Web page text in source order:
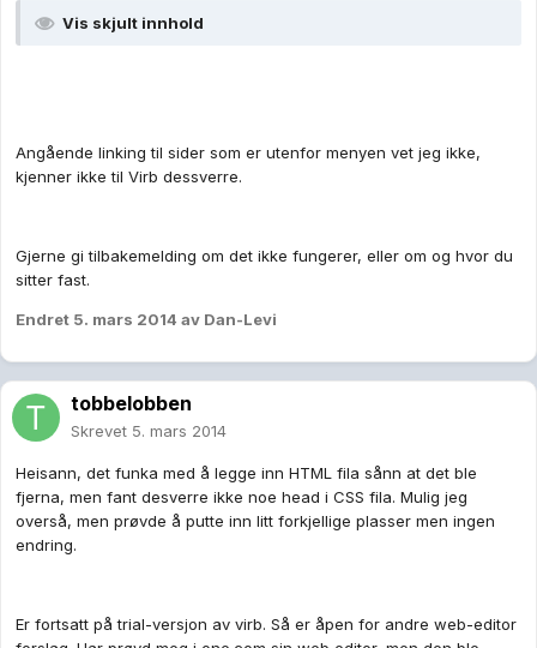
Vis skjult innhold
Angående linking til sider som er utenfor menyen vet jeg ikke,
kjenner ikke til Virb dessverre.
Gjerne gi tilbakemelding om det ikke fungerer, eller om og hvor du
sitter fast.
Endret 5. mars 2014 av Dan-Levi
tobbelobben
Skrevet 5. mars 2014
Heisann, det funka med å legge inn HTML fila sånn at det ble
fjerna, men fant desverre ikke noe head i CSS fila. Mulig jeg
overså, men prøvde å putte inn litt forkjellige plasser men ingen
endring.
Er fortsatt på trial-versjon av virb. Så er åpen for andre web-editor